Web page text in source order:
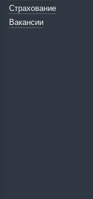
Страхование
Вакансии